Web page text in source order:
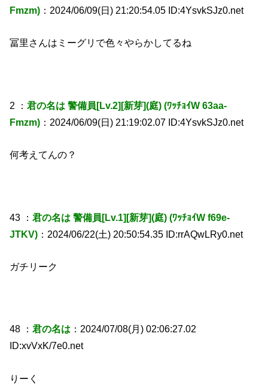
Fmzm) ：2024/06/09(日) 21:20:54.05 ID:4YsvkSJz0.net
冨里さんはミーグリで色々やらかしてるね
2 ：君の名は 警備員[Lv.2][新芽](庭) (ﾜｯﾁｮｲW 63aa-
Fmzm) ：2024/06/09(日) 21:19:02.07 ID:4YsvkSJz0.net
何考えてんの？
43 ：君の名は 警備員[Lv.1][新芽](庭) (ﾜｯﾁｮｲW f69e-
JTKV) ：2024/06/22(土) 20:50:54.35 ID:rrAQwLRy0.net
ガチリーク
48 ：君の名は ：2024/07/08(月) 02:06:27.02
ID:xvVxK/7e0.net
りーく